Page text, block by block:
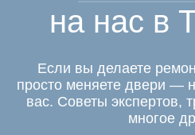
на нас в
Если вы делаете
просто меняете двери —
вас. Советы экспертов,
многое